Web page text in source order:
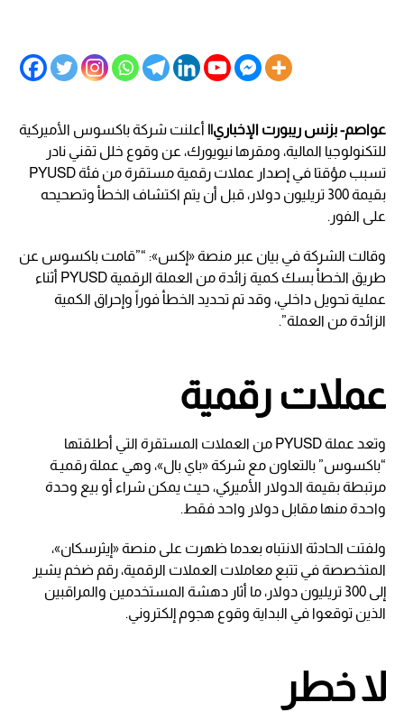
عواصم- بزنس ريبورت الإخباري|| أعلنت شركة باكسوس الأميركية
للتكنولوجيا المالية، ومقرها نيويورك، عن وقوع خلل تقني نادر
تسبب مؤقتا في إصدار عملات رقمية مستقرة من فئة PYUSD
بقيمة 300 تريليون دولار، قبل أن يتم اكتشاف الخطأ وتصحيحه
على الفور.
وقالت الشركة في بيان عبر منصة «إكس»: “”قامت باكسوس عن
طريق الخطأ بسك كمية زائدة من العملة الرقمية PYUSD أثناء
عملية تحويل داخلي، وقد تم تحديد الخطأ فوراً وإحراق الكمية
الزائدة من العملة”.
عملات رقمية
وتعد عملة PYUSD من العملات المستقرة التي أطلقتها
“باكسوس” بالتعاون مع شركة «باي بال»، وهي عملة رقميـة
مرتبطة بقيمة الدولار الأميركي، حيث يمكن شراء أو بيع وحدة
واحدة منها مقابل دولار واحد فقط.
ولفتت الحادثة الانتباه بعدما ظهرت على منصة «إيثرسكان»،
المتخصصة في تتبع معاملات العملات الرقمية، رقم ضخم يشير
إلى 300 تريليون دولار، ما أثار دهشة المستخدمين والمراقبين
الذين توقعوا في البداية وقوع هجوم إلكتروني.
لا خطر